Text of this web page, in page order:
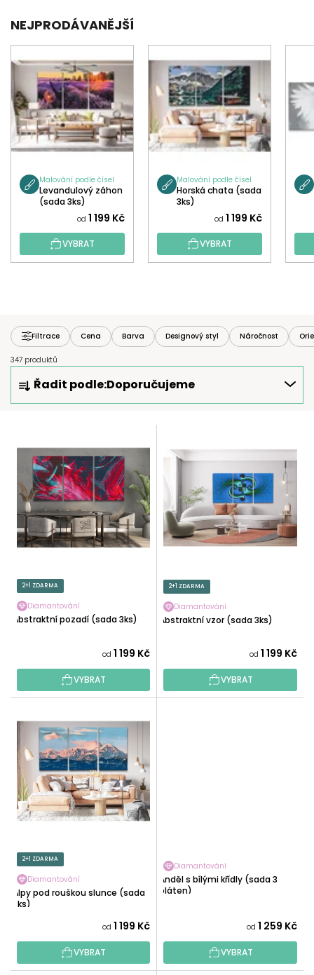
NEJPRODÁVANĚJŠÍ
Malování podle čísel
Levandulový záhon
(sada 3ks)
od 1 199 Kč
VYBRAT
Malování podle čísel
Horská chata (sada
3ks)
od 1 199 Kč
VYBRAT
Filtrace Cena Barva Designový styl Náročnost
347 produktů
Z
D
U
T
Ů
Řadit podle:Doporučujeme
Ý
P
R
O
U
K
T
2+1 ZDARMA
Diamantování
Abstraktní pozadí (sada 3ks)
od 1 199 Kč
VYBRAT
2+1 ZDARMA
Diamantování
Abstraktní vzor (sada 3ks)
od 1 199 Kč
VYBRAT
2+1 ZDARMA
Diamantování
Alpy pod rouškou slunce (sada
3ks)
od 1 199 Kč
VYBRAT
Diamantování
Anděl s bílými křídly (sada 3
pláten)
od 1 259 Kč
VYBRAT